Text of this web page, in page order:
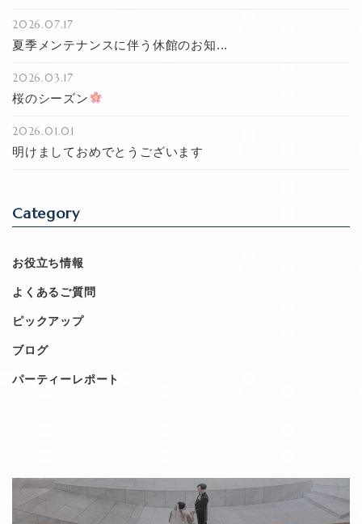
2026.07.17
夏季メンテナンスに伴う休館のお知...
2026.03.17
桜のシーズン
2026.01.01
明けましておめでとうございます
Category
お役立ち情報
よくあるご質問
ピックアップ
ブログ
パーティーレポート